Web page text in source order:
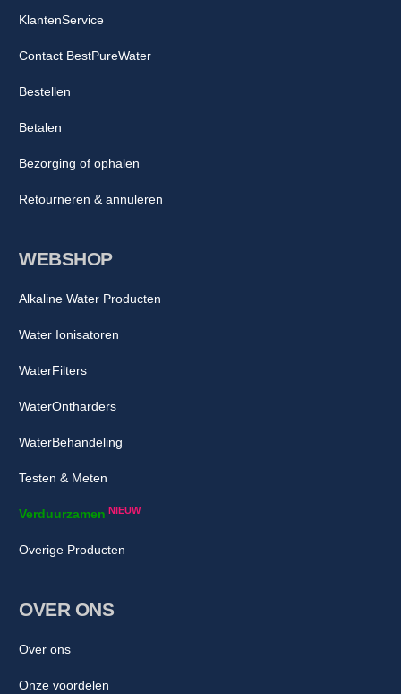
WEBSHOP
Alkaline Water Producten
Water Ionisatoren
WaterFilters
WaterOntharders
WaterBehandeling
Testen & Meten
Verduurzamen NIEUW
Overige Producten
OVER ONS
Over ons
Onze voordelen
KlantenService
Contact BestPureWater
Bestellen
Betalen
Bezorging of ophalen
Retourneren & annuleren